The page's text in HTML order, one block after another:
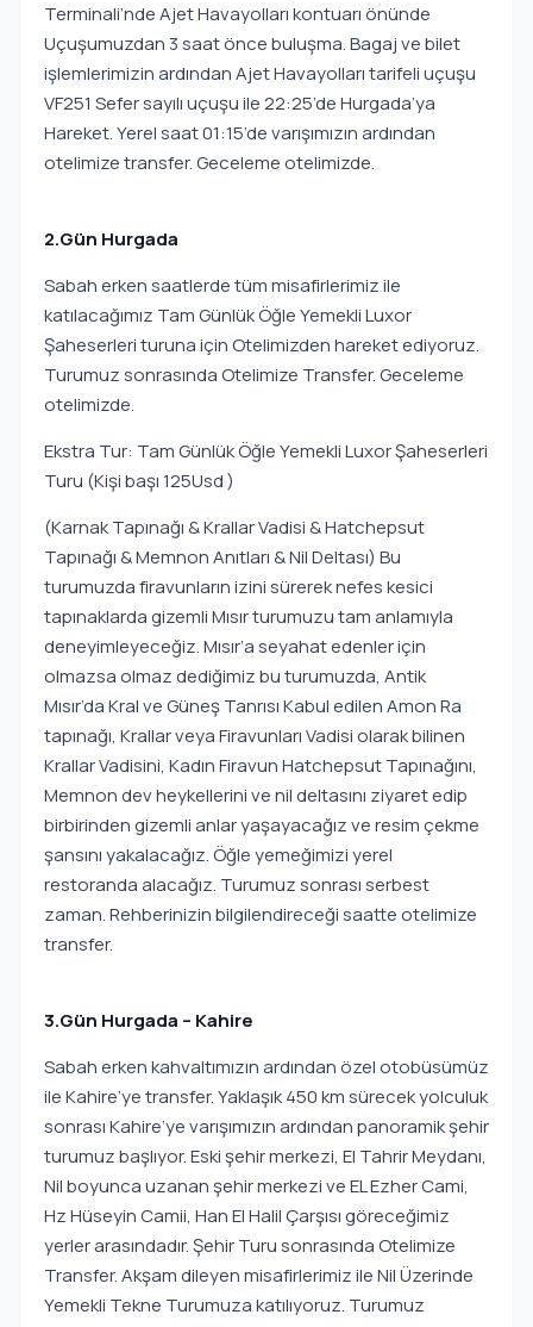
Terminali’nde Ajet Havayolları kontuarı önünde
Uçuşumuzdan 3 saat önce buluşma. Bagaj ve bilet
işlemlerimizin ardından Ajet Havayolları tarifeli uçuşu
VF251 Sefer sayılı uçuşu ile 22:25’de Hurgada’ya
Hareket. Yerel saat 01:15’de varışımızın ardından
otelimize transfer. Geceleme otelimizde.
2.Gün Hurgada
Sabah erken saatlerde tüm misafirlerimiz ile
katılacağımız Tam Günlük Öğle Yemekli Luxor
Şaheserleri turuna için Otelimizden hareket ediyoruz.
Turumuz sonrasında Otelimize Transfer. Geceleme
otelimizde.
Ekstra Tur: Tam Günlük Öğle Yemekli Luxor Şaheserleri
Turu (Kişi başı 125Usd )
(Karnak Tapınağı & Krallar Vadisi & Hatchepsut
Tapınağı & Memnon Anıtları & Nil Deltası) Bu
turumuzda firavunların izini sürerek nefes kesici
tapınaklarda gizemli Mısır turumuzu tam anlamıyla
deneyimleyeceğiz. Mısır’a seyahat edenler için
olmazsa olmaz dediğimiz bu turumuzda, Antik
Mısır’da Kral ve Güneş Tanrısı Kabul edilen Amon Ra
tapınağı, Krallar veya Firavunları Vadisi olarak bilinen
Krallar Vadisini, Kadın Firavun Hatchepsut Tapınağını,
Memnon dev heykellerini ve nil deltasını ziyaret edip
birbirinden gizemli anlar yaşayacağız ve resim çekme
şansını yakalacağız. Öğle yemeğimizi yerel
restoranda alacağız. Turumuz sonrası serbest
zaman. Rehberinizin bilgilendireceği saatte otelimize
transfer.
3.Gün Hurgada – Kahire
Sabah erken kahvaltımızın ardından özel otobüsümüz
ile Kahire’ye transfer. Yaklaşık 450 km sürecek yolculuk
sonrası Kahire’ye varışımızın ardından panoramik şehir
turumuz başlıyor. Eski şehir merkezi, El Tahrir Meydanı,
Nil boyunca uzanan şehir merkezi ve EL Ezher Cami,
Hz Hüseyin Camii, Han El Halil Çarşısı göreceğimiz
yerler arasındadır. Şehir Turu sonrasında Otelimize
Transfer. Akşam dileyen misafirlerimiz ile Nil Üzerinde
Yemekli Tekne Turumuza katılıyoruz. Turumuz